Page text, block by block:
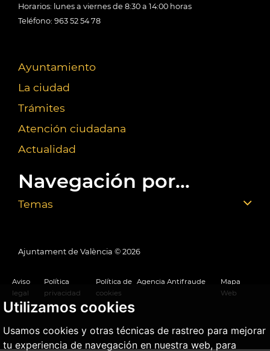
Utilizamos cookies
Usamos cookies y otras técnicas de rastreo para mejorar
tu experiencia de navegación en nuestra web, para
Horarios: lunes a viernes de 8:30 a 14:00 horas
Teléfono: 963 52 54 78
Ayuntamiento
La ciudad
Trámites
Atención ciudadana
Actualidad
Navegación por...
Temas
Ajuntament de València © 2026
Aviso
legal
Política
privacidad
Política de
cookies
Agencia Antifraude
Mapa
Web